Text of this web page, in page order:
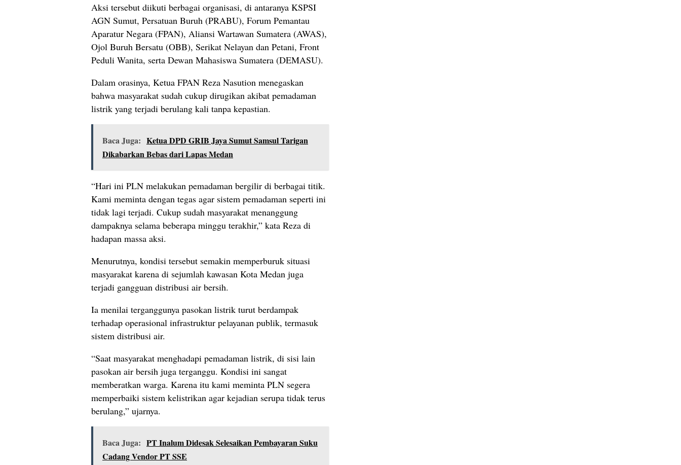
Aksi tersebut diikuti berbagai organisasi, di antaranya KSPSI
AGN Sumut, Persatuan Buruh (PRABU), Forum Pemantau
Aparatur Negara (FPAN), Aliansi Wartawan Sumatera (AWAS),
Ojol Buruh Bersatu (OBB), Serikat Nelayan dan Petani, Front
Peduli Wanita, serta Dewan Mahasiswa Sumatera (DEMASU).
Dalam orasinya, Ketua FPAN Reza Nasution menegaskan
bahwa masyarakat sudah cukup dirugikan akibat pemadaman
listrik yang terjadi berulang kali tanpa kepastian.
Baca Juga: Ketua DPD GRIB Jaya Sumut Samsul Tarigan
Dikabarkan Bebas dari Lapas Medan
“Hari ini PLN melakukan pemadaman bergilir di berbagai titik.
Kami meminta dengan tegas agar sistem pemadaman seperti ini
tidak lagi terjadi. Cukup sudah masyarakat menanggung
dampaknya selama beberapa minggu terakhir,” kata Reza di
hadapan massa aksi.
Menurutnya, kondisi tersebut semakin memperburuk situasi
masyarakat karena di sejumlah kawasan Kota Medan juga
terjadi gangguan distribusi air bersih.
Ia menilai terganggunya pasokan listrik turut berdampak
terhadap operasional infrastruktur pelayanan publik, termasuk
sistem distribusi air.
“Saat masyarakat menghadapi pemadaman listrik, di sisi lain
pasokan air bersih juga terganggu. Kondisi ini sangat
memberatkan warga. Karena itu kami meminta PLN segera
memperbaiki sistem kelistrikan agar kejadian serupa tidak terus
berulang,” ujarnya.
Baca Juga: PT Inalum Didesak Selesaikan Pembayaran Suku
Cadang Vendor PT SSE